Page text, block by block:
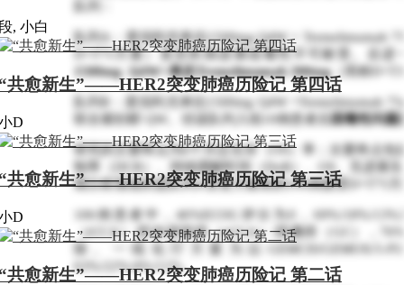
队列A：度伐利尤单抗1500mg Q4W + Tremelimumab
D+T75方案）直至疾病进展或毒性不可耐受。后进
1500mg Q4W+单次Tremelimumab 300mg（简称
队列B：度伐利尤单抗1500mg Q4W +Tremelimumab
联合紫杉醇 QW。但该队列入组10例患者后 因毒性问题
研究的主要终点为6个月总生存（OS）率；次要终点包
制率（DCR）、持续缓解时间（DoR）、OS、无进展
期分析报道的是队列A变更方案前的106例接受D+T75
106例患者中，46%ECOG评分为0，69%/18%/
（iCCA）/肝外胆管癌（eCCA）/胆囊癌（GC），
除。一线化疗方案为以GEMCIS/GEMOX/
63%/22%/4%/11%。
, 小白
共愈新生”——HER2突变肺癌历险记 第四话
D
共愈新生”——HER2突变肺癌历险记 第三话
D
共愈新生”——HER2突变肺癌历险记 第二话